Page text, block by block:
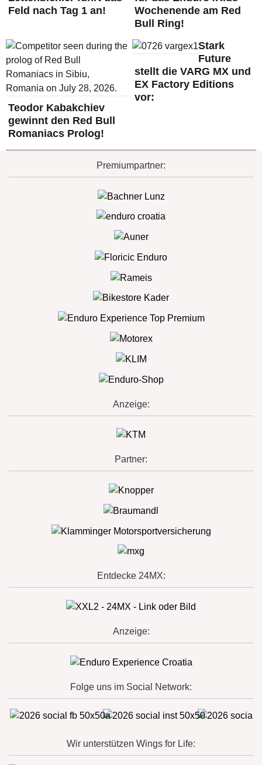
Feld nach Tag 1 an!
Wochenende am Red
Bull Ring!
Teodor Kabakchiev
gewinnt den Red Bull
Romaniacs Prolog!
Stark
Future
stellt die VARG MX und
EX Factory Editions
vor:
Premiumpartner:
Anzeige:
Partner:
Entdecke 24MX:
Anzeige:
Folge uns im Social Network:
Wir unterstützen Wings for Life: